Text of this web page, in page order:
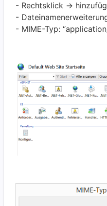
- Rechtsklick ->
-
- MIME-Typ: